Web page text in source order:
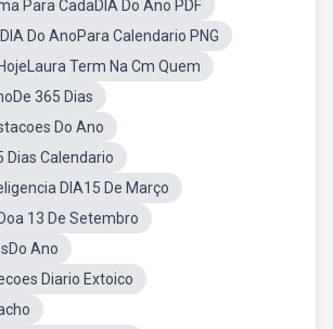
Para CadaDIA Do Ano PDF
Do AnoPara Calendario PNG
Term Na Cm Quem
365 Dias
Do Ano
Dias Calendario
DIA15 De Março
13 De Setembro
Ano
Diario Extoico